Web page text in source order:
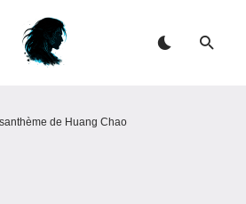
de ​​Huang Chao​